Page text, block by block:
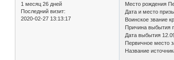
1 месяц 26 дней
Последний визит:
2020-02-27 13:13:17
Место рождения
Дата и место
Воинское звание
Причина выбытия
Дата выбытия
Первичное место
Название